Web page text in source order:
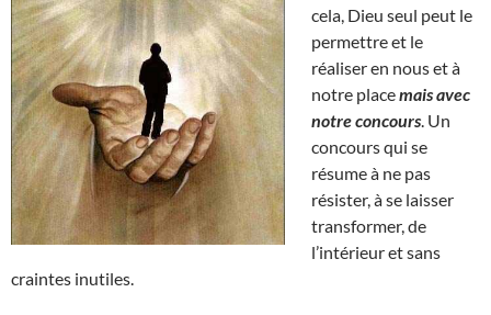
cela, Dieu seul peut le
permettre et le
réaliser en nous et à
notre placemais avec
notre concours . Un
concours qui se
résume à ne pas
résister, à se laisser
transformer, de
l’intérieur et sans
craintes inutiles.